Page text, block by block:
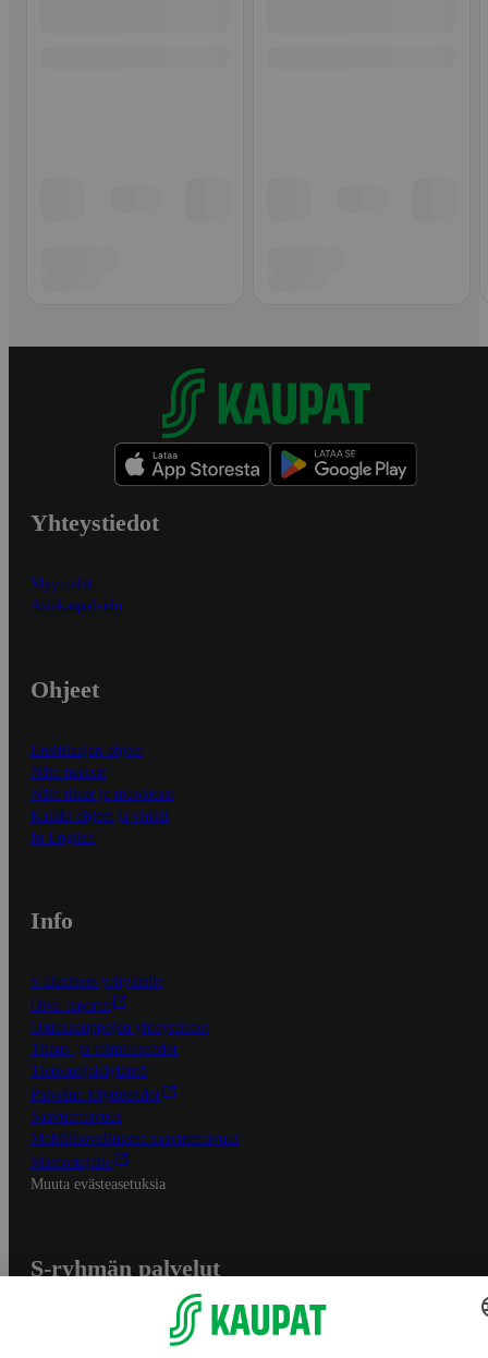
Yhteystiedot
Myymälät
Asiakaspalvelu
Ohjeet
Ensitilaajan ohjeet
Näin maksat
Näin tilaat ja muokkaat
Kaikki ohjeet ja vinkit
In English
Info
S-Business yrityksille
Oiva-raportit
Osuuskauppojen yhteystiedot
Tilaus- ja toimitusehdot
Tietosuojakäytäntö
Palvelun käyttöehdot
Saavutettavuus
Mobiilisovelluksen saavutettavuus
Mainostajalle
Muuta evästeasetuksia
S-ryhmän palvelut